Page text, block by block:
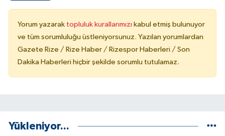
Yorum yazarak topluluk kurallarımızı kabul etmiş bulunuyor
ve tüm sorumluluğu üstleniyorsunuz. Yazılan yorumlardan
Gazete Rize / Rize Haber / Rizespor Haberleri / Son
Dakika Haberleri hiçbir şekilde sorumlu tutulamaz.
Yükleniyor...